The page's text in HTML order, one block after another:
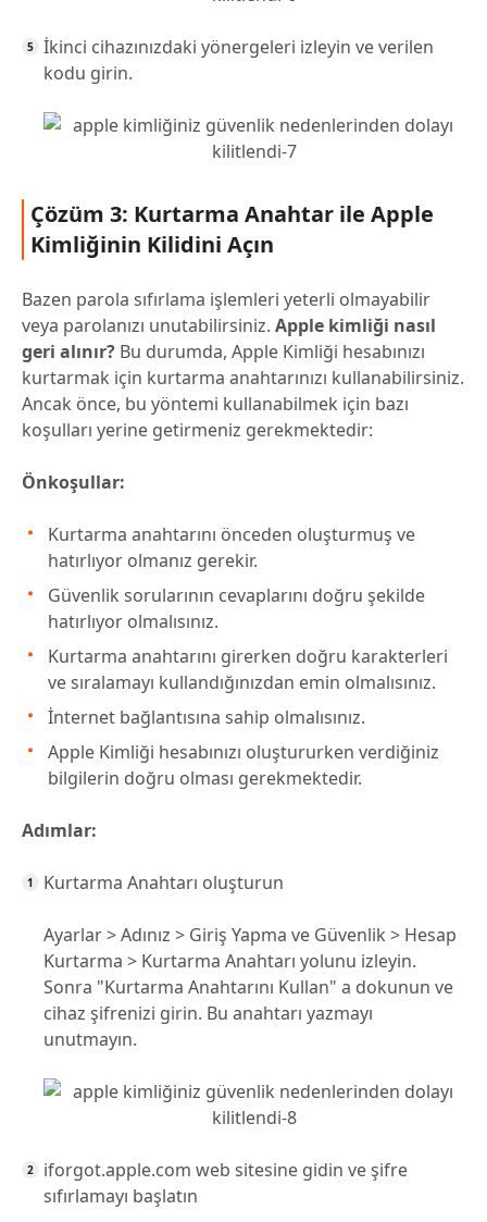
İkinci cihazınızdaki yönergeleri izleyin ve verilen
kodu girin.
Çözüm 3: Kurtarma Anahtar ile Apple
Kimliğinin Kilidini Açın
Bazen parola sıfırlama işlemleri yeterli olmayabilir
veya parolanızı unutabilirsiniz. Apple kimliği nasıl
geri alınır? Bu durumda, Apple Kimliği hesabınızı
kurtarmak için kurtarma anahtarınızı kullanabilirsiniz.
Ancak önce, bu yöntemi kullanabilmek için bazı
koşulları yerine getirmeniz gerekmektedir:
Önkoşullar:
Kurtarma anahtarını önceden oluşturmuş ve
hatırlıyor olmanız gerekir.
Güvenlik sorularının cevaplarını doğru şekilde
hatırlıyor olmalısınız.
Kurtarma anahtarını girerken doğru karakterleri
ve sıralamayı kullandığınızdan emin olmalısınız.
İnternet bağlantısına sahip olmalısınız.
Apple Kimliği hesabınızı oluştururken verdiğiniz
bilgilerin doğru olması gerekmektedir.
Adımlar:
Kurtarma Anahtarı oluşturun
Ayarlar > Adınız > Giriş Yapma ve Güvenlik > Hesap
Kurtarma > Kurtarma Anahtarı yolunu izleyin.
Sonra "Kurtarma Anahtarını Kullan" a dokunun ve
cihaz şifrenizi girin. Bu anahtarı yazmayı
unutmayın.
iforgot.apple.com web sitesine gidin ve şifre
sıfırlamayı başlatın